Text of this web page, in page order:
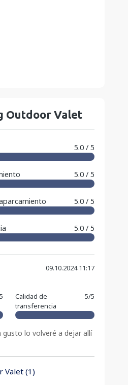
Outdoor Valet
5.0 / 5
5.0 / 5
5.0 / 5
5.0 / 5
09.10.2024 11:17
Calidad de
transferencia
5/5
lo volveré a dejar allí
Valet (1)